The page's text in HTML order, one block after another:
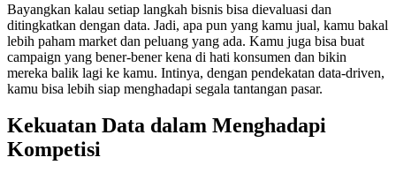
Bayangkan kalau setiap langkah bisnis bisa dievaluasi dan
ditingkatkan dengan data. Jadi, apa pun yang kamu jual, kamu bakal
lebih paham market dan peluang yang ada. Kamu juga bisa buat
campaign yang bener-bener kena di hati konsumen dan bikin
mereka balik lagi ke kamu. Intinya, dengan pendekatan data-driven,
kamu bisa lebih siap menghadapi segala tantangan pasar.
Kekuatan Data dalam Menghadapi
Kompetisi